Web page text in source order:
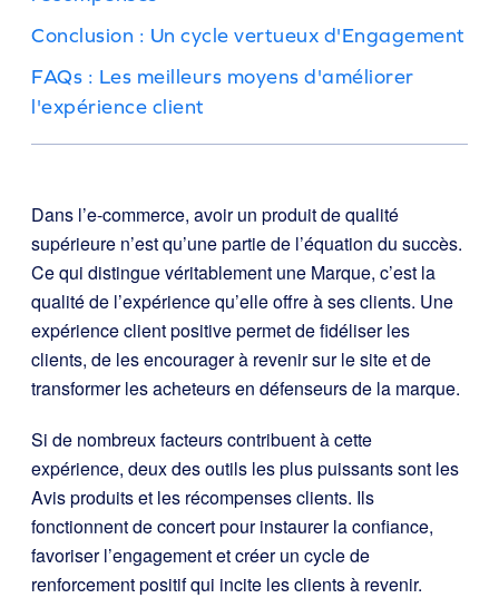
Conclusion : Un cycle vertueux d'Engagement
FAQs : Les meilleurs moyens d'améliorer
l'expérience client
Dans l’e-commerce, avoir un produit de qualité
supérieure n’est qu’une partie de l’équation du succès.
Ce qui distingue véritablement une Marque, c’est la
qualité de l’expérience qu’elle offre à ses clients. Une
expérience client positive permet de fidéliser les
clients, de les encourager à revenir sur le site et de
transformer les acheteurs en défenseurs de la marque.
Si de nombreux facteurs contribuent à cette
expérience, deux des outils les plus puissants sont les
Avis produits et les récompenses clients. Ils
fonctionnent de concert pour instaurer la confiance,
favoriser l’engagement et créer un cycle de
renforcement positif qui incite les clients à revenir.